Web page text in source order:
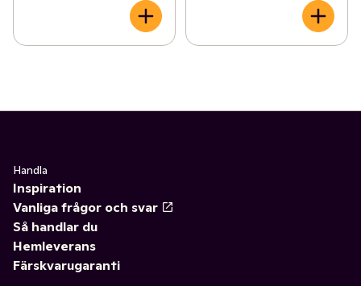
Handla
Inspiration
Vanliga frågor och svar
Så handlar du
Hemleverans
Färskvarugaranti